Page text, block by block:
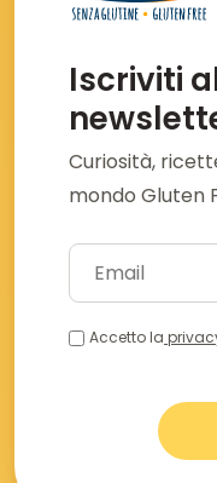
Iscriviti
Curiosità,
mondo Gluten
Accetto la